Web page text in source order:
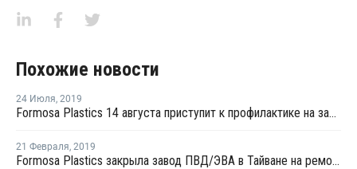
Похожие новости
24 Июля, 2019
Formosa Plastics 14 августа приступит к профилактике на заводе ПВД/ЭВА в Майлиао
21 Февраля, 2019
Formosa Plastics закрыла завод ПВД/ЭВА в Тайване на ремонт